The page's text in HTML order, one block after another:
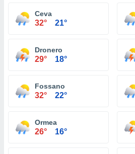
Ceva
32° 21°
Dronero
29° 18°
Fossano
32° 22°
Ormea
26° 16°